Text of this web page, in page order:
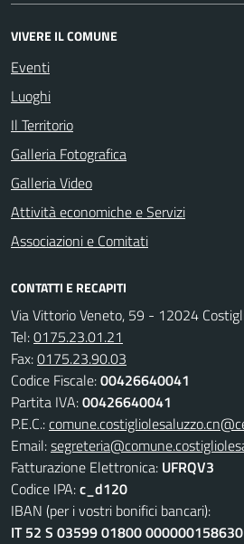
VIVERE IL COMUNE
Eventi
Luoghi
Il Territorio
Galleria Fotografica
Galleria Video
Attività economiche e Servizi
Associazioni e Comitati
CONTATTI E RECAPITI
Via Vittorio Veneto, 59 - 12024
Tel:0175.23.01.21
Fax:0175.23.90.03
Codice Fiscale:00426640041
Partita IVA:00426640041
P.E.C.:
Email:
Fatturazione Elettronica: UFRQV3
Codice IPA:c_d120
IBAN (per i vostri bonifici bancari):
IT 52 S 03599 01800 000000158630